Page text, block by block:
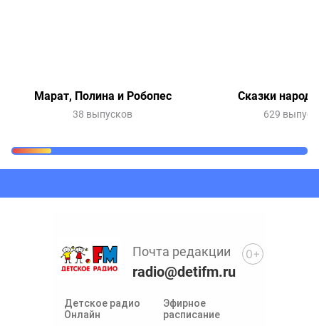
Марат, Полина и Робопес
38 выпусков
Сказки
629
Детское радио
Онлайн
Эфирное
расписание
Почта редакции
radio@detifm.ru
0+